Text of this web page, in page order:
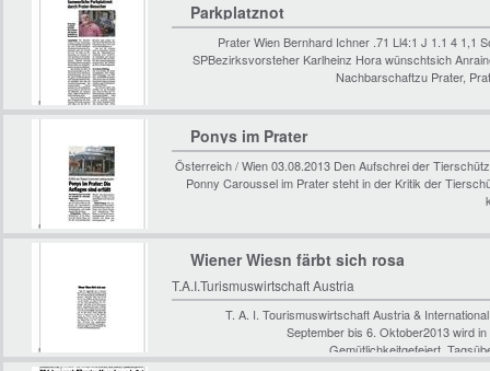
Parkplatznot
Prater Wien Bernhard Ichner .71 Ll4:1 J 1.1 4 1,1
SPBezirksvorsteher Karlheinz Hora wünschtsich
Nachbarschaftzu Prater,
Ponys im Prater
Österreich / Wien 03.08.2013 Den Aufschrei der
Ponny Caroussel im Prater steht in der Kritik der
Wiener Wiesn färbt sich rosa
T.A.I.Turismuswirtschaft Austria
T. A. I. Tourismuswirtschaft Austria &
September bis 6. Oktober2013 wird
Gemütlichkeitgefeiert.